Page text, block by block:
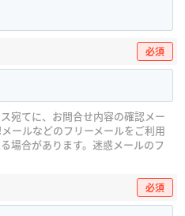
必須
宛てに、お問合せ内容の確認メー
ールなどのフリーメールをご利用
場合があります。 迷惑メールのフ
必須